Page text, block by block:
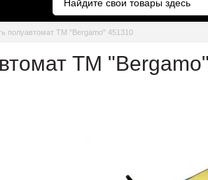
полуавтомат ТМ "Bergamo" 451310
ТМ